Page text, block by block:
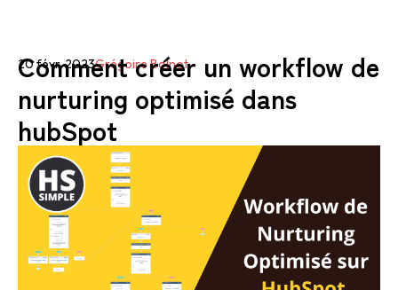
Comment créer un workflow de
nurturing optimisé dans
hubSpot
20 févr. 2023Grégoire Bolnot